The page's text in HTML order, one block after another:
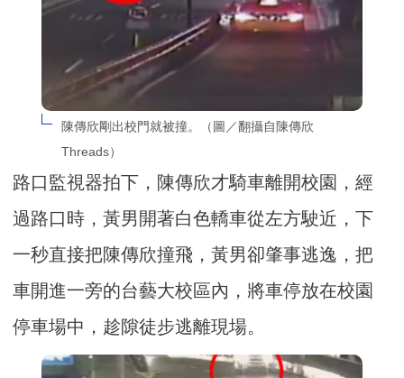
陳傳欣剛出校門就被撞。（圖／翻攝自陳傳欣
Threads）
路口監視器拍下，陳傳欣才騎車離開校園，經
過路口時，黃男開著白色轎車從左方駛近，下
一秒直接把陳傳欣撞飛，黃男卻肇事逃逸，把
車開進一旁的台藝大校區內，將車停放在校園
停車場中，趁隙徒步逃離現場。